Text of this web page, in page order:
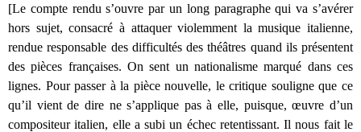
[Le compte rendu s’ouvre par un long paragraphe qui va s’avérer
hors sujet, consacré à attaquer violemment la musique italienne,
rendue responsable des difficultés des théâtres quand ils présentent
des pièces françaises. On sent un nationalisme marqué dans ces
lignes. Pour passer à la pièce nouvelle, le critique souligne que ce
qu’il vient de dire ne s’applique pas à elle, puisque, œuvre d’un
compositeur italien, elle a subi un échec retentissant. Il nous fait le